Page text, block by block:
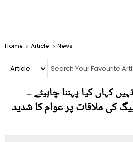
Home Article News
کہاں کیا پہننا چاہیئے ۔۔
کی ملاقات پر عوام کا شدید